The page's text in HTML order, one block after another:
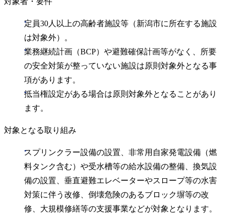
定員30人以上の高齢者施設等（新潟市に所在する施設
は対象外）。
業務継続計画（BCP）や避難確保計画等がなく、所要
の安全対策が整っていない施設は原則対象外となる事
項があります。
抵当権設定がある場合は原則対象外となることがあり
ます。
対象となる取り組み
スプリンクラー設備の設置、非常用自家発電設備（燃
料タンク含む）や受水槽等の給水設備の整備、換気設
備の設置、垂直避難エレベーターやスロープ等の水害
対策に伴う改修、倒壊危険のあるブロック塀等の改
修、大規模修繕等の支援事業などが対象となります。